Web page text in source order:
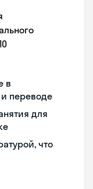
в
переводе
для
что